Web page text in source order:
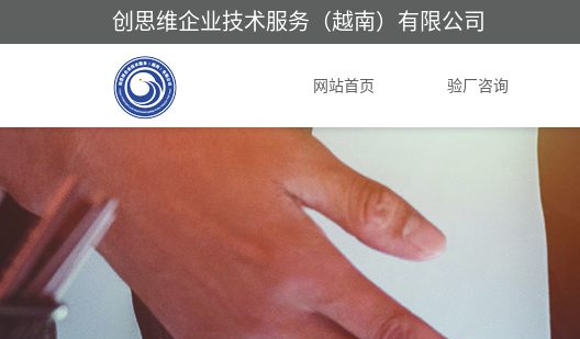
创思维企业技术服务（越南）有限公司
网站首页 验厂咨询